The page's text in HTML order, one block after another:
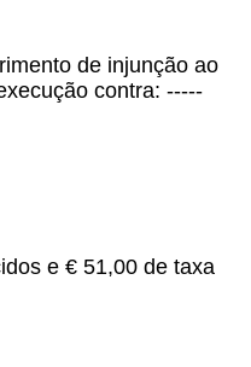
de injunção ao
contra: -----
e € 51,00 de taxa